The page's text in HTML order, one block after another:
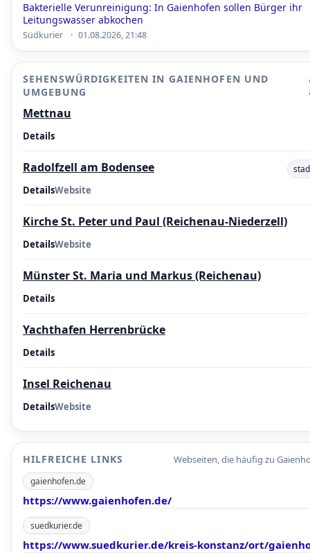
Bakterielle Verunreinigung: In Gaienhofen sollen Bürger ihr
Leitungswasser abkochen
Südkurier · 01.08.2026, 21:48
SEHENSWÜRDIGKEITEN IN GAIENHOFEN UND
UMGEBUNG
Mettnau
Details
Radolfzell am Bodensee
DetailsWebsite
Kirche St. Peter und Paul (Reichenau-Niederzell)
DetailsWebsite
Münster St. Maria und Markus (Reichenau)
Details
Yachthafen Herrenbrücke
Details
Insel Reichenau
DetailsWebsite
HILFREICHE LINKS Webseiten, die häufig zu
gaienhofen.de
https://www.gaienhofen.de/
suedkurier.de
https://www.suedkurier.de/kreis-konstanz/ort/